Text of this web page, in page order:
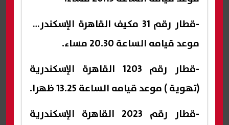
-قطار رقم 31 مكيف القاهرة الإسكندرية
موعد قيامه الساعة 20.30 مساء.
-قطار رقم 1203 القاهرة الإسكندرية
(تهوية ) موعد قيامه الساعة 13.25 ظهرا.
-قطار رقم 2023 القاهرة الإسكندرية